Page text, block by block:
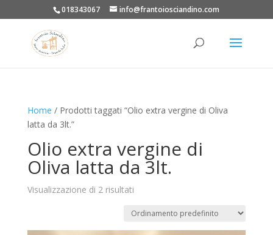
018343067 info@frantoiosciandino.com
Home / Prodotti taggati “Olio extra vergine di Oliva
latta da 3lt.”
Olio extra vergine di
Oliva latta da 3lt.
Visualizzazione di 2 risultati